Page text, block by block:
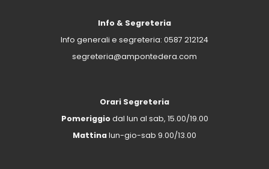
Info & Segreteria
Info generali e segreteria: 0587 212124
segreteria@ampontedera.com
Orari Segreteria
Pomeriggiodal lun al sab, 15.00/19.00
Mattinalun-gio-sab 9.00/13.00